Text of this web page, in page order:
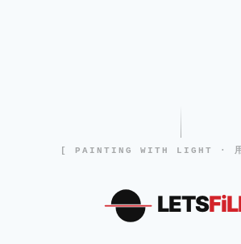
[ PAINTING WITH LIGHT · 用
LETS